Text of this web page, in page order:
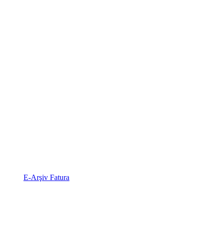
E-Arşiv Fatura